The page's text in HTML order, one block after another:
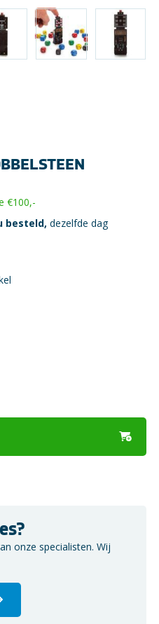
€100,-
besteld, dezelfde dag
onze specialisten. Wij